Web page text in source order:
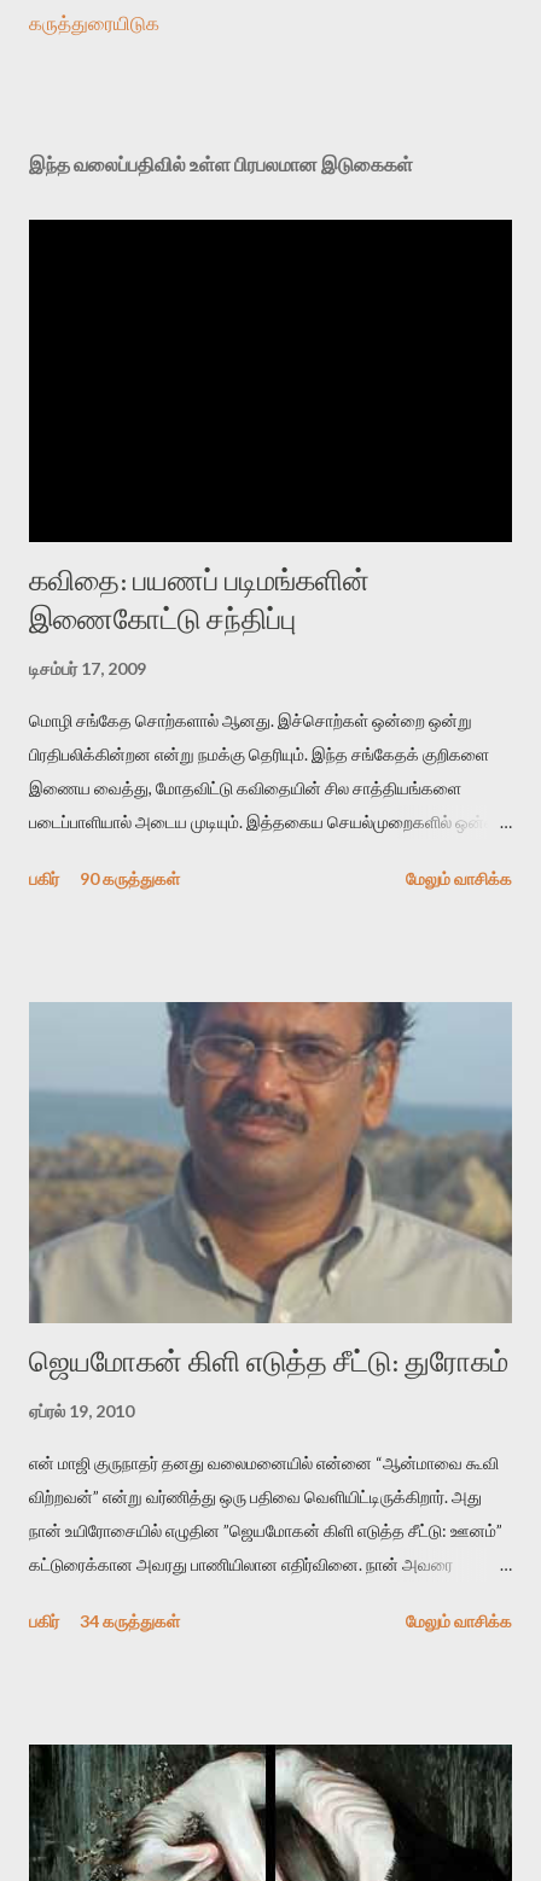
கருத்துரையிடுக
இந்த வலைப்பதிவில் உள்ள பிரபலமான இடுகைகள்
கவிதை: பயணப் படிமங்களின்
இணைகோட்டு சந்திப்பு
டிசம்பர் 17, 2009
மொழி சங்கேத சொற்களால் ஆனது. இச்சொற்கள் ஒன்றை ஒன்று
பிரதிபலிக்கின்றன என்று நமக்கு தெரியும். இந்த சங்கேதக் குறிகளை
இணைய வைத்து, மோதவிட்டு கவிதையின் சில சாத்தியங்களை
படைப்பாளியால் அடைய முடியும். இத்தகைய செயல்முறைகளில் ஒன்றை
காலத்தில் ஜாலவித்தைக்காரர்கள் வந்து போன பின் அவர்களின்
அதிகமாக்கும். கொல்லாது. ஒரு கனவை மீட்டெடுப்பதன் நோக்கம்
என்னவாக இருக்கும்? கவிதையின் அரூப இயக்கத்தை பொதுவயமாக
வடிக்க முயல்வதும் அதற்கே. கோயில் கருவறையின்
மென்வெளிச்சத்தில் நுண்பேசியின் படக்கருவியை இயக்கி சாத்தி
வைத்து விட்டு இயக்கத்தை அறிவோம். அறிதல் அபச்சாரமில்லை.
பயணப் படிமம் என்பது காக்னிடிவ் பொயடிக்ஸ் எனும் சமகால
விமர்சனத்தின் ஒரு முக்கிய கருவி. இக்கருவியை மனுஷ்யபுத்திரனின்
“காலை வணக்கங்கள்” எனும் ஒரு கவிதையில் சொருகப் போகிறோம்.
முதலில் கருவியை பழகுவோம். அன்றாட மொழியில் ஒன்று ம...
பகிர் 90 கருத்துகள் மேலும் வாசிக்க
ஜெயமோகன் கிளி எடுத்த சீட்டு: துரோகம்
ஏப்ரல் 19, 2010
என் மாஜி குருநாதர் தனது வலைமனையில் என்னை “ஆன்மாவை கூவி
விற்றவன்” என்று வர்ணித்து ஒரு பதிவை வெளியிட்டிருக்கிறார். அது
நான் உயிரோசையில் எழுதின ”ஜெயமோகன் கிளி எடுத்த சீட்டு: ஊனம்”
கட்டுரைக்கான அவரது பாணியிலான எதிர்வினை. நான் அவரை
பதிவை படித்த நண்பர்கள் பலரும் அவருக்காக இரக்கப்பட்டார்கள்.
தனது இணையதளத்திலே தொடர்ந்து பதிவு செய்கிறார். உயிர்மை
இன்னும் சில வருடங்களுக்கு தனக்கு எதிராக எழுத்தாளர்களை ஏவி
விட்டபடி இருக்கும் என்று ஒரு அச்சத்தை வெளிப்படுத்தியபடி
இருக்கிறார். அவர் கடுமையான பாதுகாப்பின்மை மனநிலையில் உள்ளார்.
பகிர் 34 கருத்துகள் மேலும் வாசிக்க